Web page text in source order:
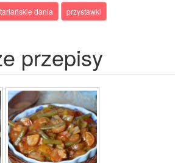
dania przystawki
przepisy